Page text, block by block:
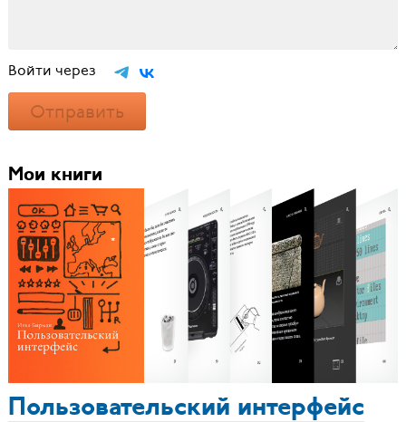
Войти через
Отправить
Мои книги
Пользовательский интерфейс